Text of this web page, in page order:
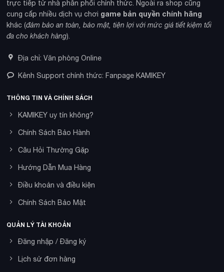
trực tiếp từ nhà phân phối chính thức. Ngoài ra shop cũng
cung cấp nhiều dịch vụ chơi game bản quyền chính hãng
khác (đảm bảo an toàn, bảo mật, tiện lợi với mức giá tiết kiệm tối
đa cho khách hàng).
Địa chỉ: Văn phòng Online
Kênh Support chính thức: Fanpage KAMIKEY
THÔNG TIN VÀ CHÍNH SÁCH
KAMIKEY uy tín không?
Chính Sách Bảo Hành
Câu Hỏi Thường Gặp
Hướng Dẫn Mua Hàng
Điều khoản và điều kiện
Chính Sách Bảo Mật
QUẢN LÝ TÀI KHOẢN
Đăng nhập / Đăng ký
Lịch sử đơn hàng